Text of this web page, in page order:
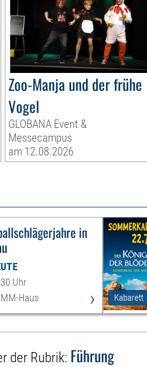
Zoo-Manja und der frühe
Vogel
GLOBANA Event &
Messecampus
am 12.08.2026
in
Uhr
Haus
› Kabarett
der Rubrik: Führung